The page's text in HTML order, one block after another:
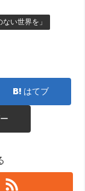
ない世界を」
はてブ